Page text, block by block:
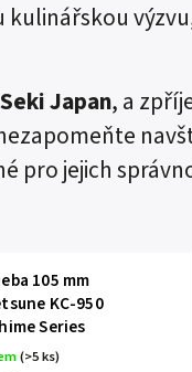
Japan, a
pro jejich
105 mm
KC-950
Series
(>5 ks)